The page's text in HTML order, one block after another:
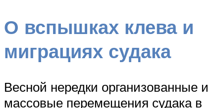
О вспышках клева и
миграциях судака
Весной нередки организованные и
массовые перемещения судака в